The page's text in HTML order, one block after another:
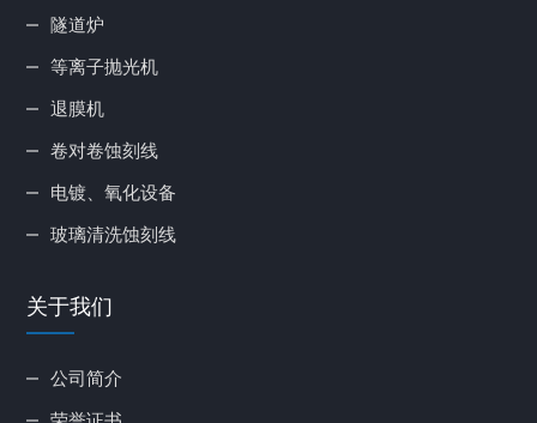
隧道炉
等离子抛光机
退膜机
卷对卷蚀刻线
电镀、氧化设备
玻璃清洗蚀刻线
关于我们
公司简介